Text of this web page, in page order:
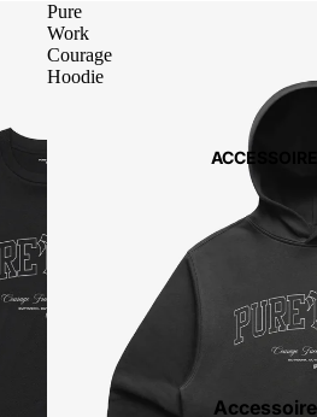
Pure
Work
Courage
Hoodie